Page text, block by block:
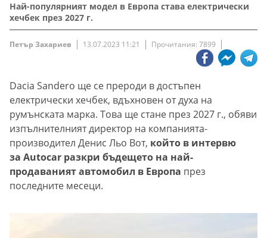
Най-популярният модел в Европа става електрически
хечбек през 2027 г.
Петър Захариев 13.07.2023 11:21 Прочитания: 7899
Dacia Sandero ще се прероди в достъпен
електрически хечбек, вдъхновен от духа на
румънската марка. Това ще стане през 2027 г., обяви
изпълнителният директор на компанията-
производител Денис Льо Вот, който в интервю
за Autocar разкри бъдещето на най-
продаваният автомобил в Европа през
последните месеци.